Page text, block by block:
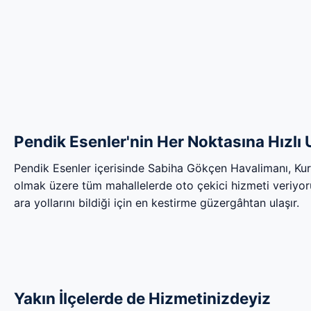
Pendik Esenler'nin Her Noktasına Hızlı
Pendik Esenler içerisinde Sabiha Gökçen Havalimanı,
olmak üzere tüm mahallelerde oto çekici hizmeti
ara yollarını bildiği için en kestirme güzergâhtan ulaşır.
Yakın İlçelerde de Hizmetinizdeyiz